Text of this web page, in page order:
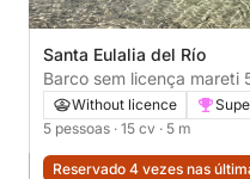
Santa Eulalia del Río
Without licence
5 pessoas · 15 cv · 5 m
Reservado 4 vezes nas